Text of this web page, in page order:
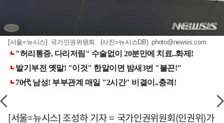
[서울=뉴시스] 국가인권위원회. (사진=뉴시스DB)photo@newsis.com
[서울=뉴시스] 조성하 기자 = 국가인권위원회(인권위)가